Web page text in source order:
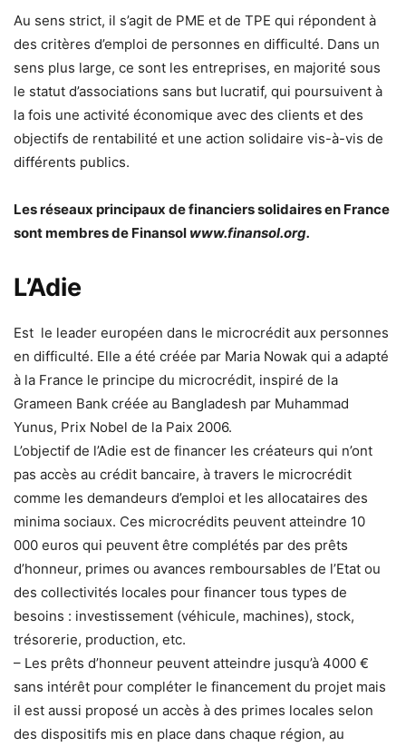
Au sens strict, il s’agit de PME et de TPE qui répondent à
des critères d’emploi de personnes en difficulté. Dans un
sens plus large, ce sont les entreprises, en majorité sous
le statut d’associations sans but lucratif, qui poursuivent à
la fois une activité économique avec des clients et des
objectifs de rentabilité et une action solidaire vis-à-vis de
différents publics.
Les réseaux principaux de financiers solidaires en France
sont membres de Finansol www.finansol.org.
L’Adie
Est le leader européen dans le microcrédit aux personnes
en difficulté. Elle a été créée par Maria Nowak qui a adapté
à la France le principe du microcrédit, inspiré de la
Grameen Bank créée au Bangladesh par Muhammad
Yunus, Prix Nobel de la Paix 2006.
L’objectif de l’Adie est de financer les créateurs qui n’ont
pas accès au crédit bancaire, à travers le microcrédit
comme les demandeurs d’emploi et les allocataires des
minima sociaux. Ces microcrédits peuvent atteindre 10
000 euros qui peuvent être complétés par des prêts
d’honneur, primes ou avances remboursables de l’Etat ou
des collectivités locales pour financer tous types de
besoins : investissement (véhicule, machines), stock,
trésorerie, production, etc.
– Les prêts d’honneur peuvent atteindre jusqu’à 4000 €
sans intérêt pour compléter le financement du projet mais
il est aussi proposé un accès à des primes locales selon
des dispositifs mis en place dans chaque région, au